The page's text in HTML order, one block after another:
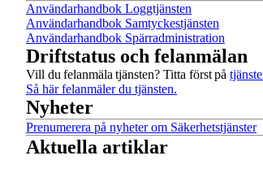
Användarhandbok Loggtjänsten
Användarhandbok Samtyckestjänsten
Användarhandbok Spärradministration
Driftstatus och felanmälan
Vill du felanmäla tjänsten? Titta först på
Så här felanmäler du tjänsten.
Nyheter
Prenumerera på nyheter om Säkerhetstjänster
Aktuella artiklar